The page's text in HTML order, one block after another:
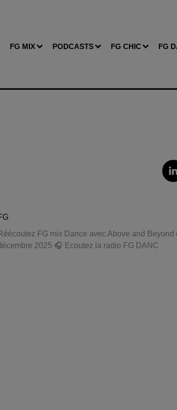
FG MIX PODCASTS FG CHIC FG
FG mix Dance avec Above and Beyond
2025 🎧 Ecoutez la radio FG DANC